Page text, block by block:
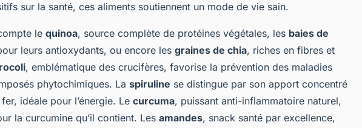
sur la santé, ces aliments soutiennent un mode de vie sain.
le quinoa, source complète de protéines végétales, les baies de
leurs antioxydants, ou encore les graines de chia, riches en fibres et
, emblématique des crucifères, favorise la prévention des maladies
phytochimiques. La spiruline se distingue par son apport concentré
idéale pour l’énergie. Le curcuma, puissant anti-inflammatoire naturel,
la curcumine qu’il contient. Les amandes, snack santé par excellence,